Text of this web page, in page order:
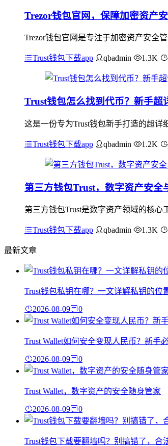
Trezor钱包官网，保障加密资产
Trezor钱包官网是专注于加密资产安全
Trust钱包下载app qbadmin 1.3K
Trust钱包怎么找到代币？新手超
这是一份专为Trust钱包新手打造的超
Trust钱包下载app qbadmin 1.2K
第三方钱包Trust，数字资产安全
第三方钱包Trust是数字资产领域的核
Trust钱包下载app qbadmin 1.3K
最新文章
Trust钱包私钥在哪？一文详解私钥的位
2026-08-09 0
Trust Wallet如何安全变现人民币？新手
2026-08-09 0
Trust Wallet，数字资产的安全随身管家
2026-08-09 0
Trust钱包下载要翻墙吗？别搞错了，合